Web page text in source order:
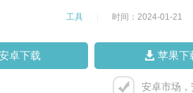
工具 时间：2024-01-21
卓下载 苹果下
安卓市场，